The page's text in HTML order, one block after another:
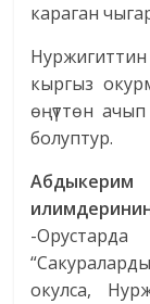
караган
Нуржигиттин
кыргыз
өңүттөн
болуптур.
-
окулса,